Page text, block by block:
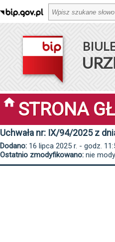
STRONA
Uchwała nr: IX/94/2025 z
Dodano: 16 lipca 2025 r. - godz.
Ostatnio zmodyfikowano: nie